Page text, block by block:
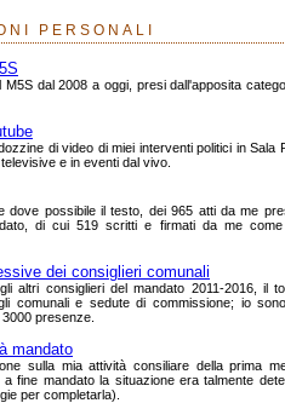
PERSONALI
M5S dal 2008 a oggi, presi dall'apposita
di video di miei interventi politici in Sala
e in eventi dal vivo.
dove possibile il testo, dei 965 atti da me
di cui 519 scritti e firmati da me come
dei consiglieri comunali
altri consiglieri del mandato 2011-2016, il
comunali e sedute di commissione; io
presenze.
mandato
sulla mia attività consiliare della prima
fine mandato la situazione era talmente
per completarla).